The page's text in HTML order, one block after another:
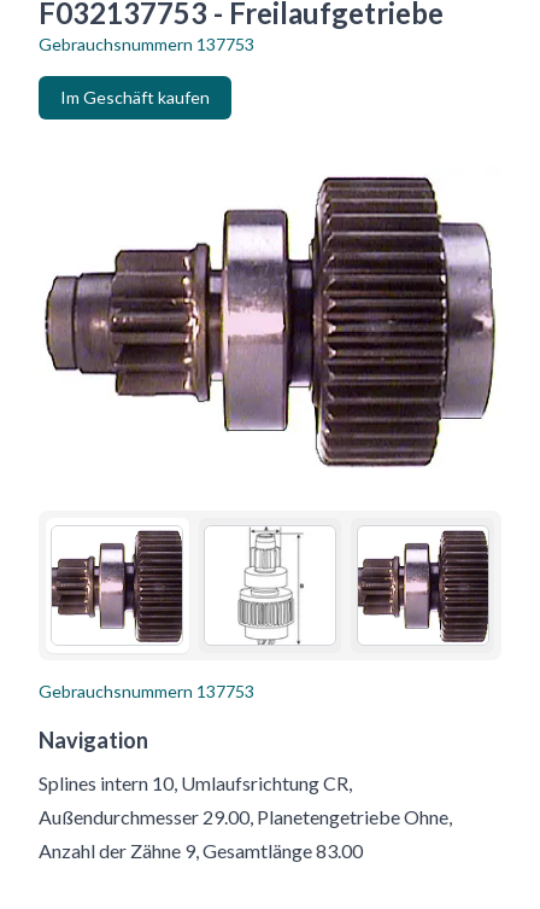
F032137753 - Freilaufgetriebe
Gebrauchsnummern 137753
Im Geschäft kaufen
Gebrauchsnummern 137753
Navigation
Splines intern 10, Umlaufsrichtung CR,
Außendurchmesser 29.00, Planetengetriebe Ohne,
Anzahl der Zähne 9, Gesamtlänge 83.00